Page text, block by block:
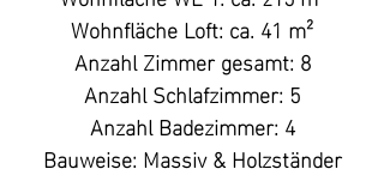
mit Waschmaschine, Trockner und
einem separaten Gäste-WC,
verbindet das Herzstück des
Hauses mit dem zusätzlichen
Wohnraum.
Gästeapartment oder zusätzlicher
Wohnraum für Familienmitglieder
nutzen – die Flexibilität dieser Villa
ist enorm und unterstützt sowohl
Mehrgenerationenwohnen als auch
Wohnfläche Loft: ca. 41 m²
Anzahl Zimmer gesamt: 8
Anzahl Schlafzimmer: 5
Anzahl Badezimmer: 4
Bauweise: Massiv & Holzständer